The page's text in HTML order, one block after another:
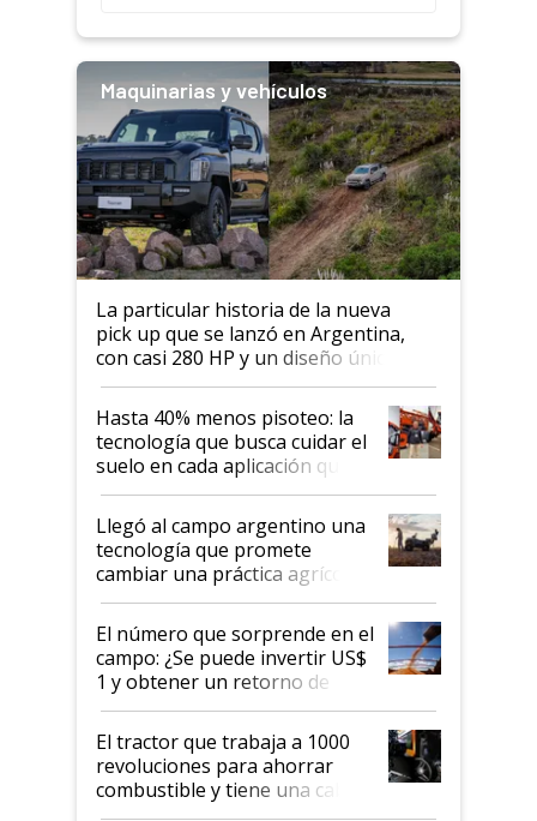
Maquinarias y vehículos
La particular historia de la nueva
pick up que se lanzó en Argentina,
con casi 280 HP y un diseño único: a
cuánto se vende
Hasta 40% menos pisoteo: la
tecnología que busca cuidar el
suelo en cada aplicación que
llevó Jacto al Congreso
Aapresid 2026
Llegó al campo argentino una
tecnología que promete
cambiar una práctica agrícola
clave: ¿Y si analizar el suelo
fuera tan simple como apretar
un botón?
El número que sorprende en el
campo: ¿Se puede invertir US$
1 y obtener un retorno de
hasta US$ 10 en agricultura?
El tractor que trabaja a 1000
revoluciones para ahorrar
combustible y tiene una cabina
que parece una computadora: